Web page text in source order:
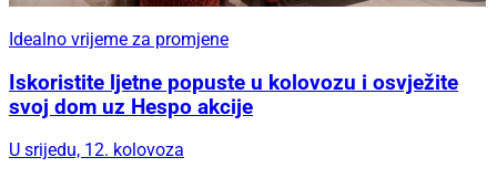
Idealno vrijeme za promjene
Iskoristite ljetne popuste u kolovozu i osvježite
svoj dom uz Hespo akcije
U srijedu, 12. kolovoza